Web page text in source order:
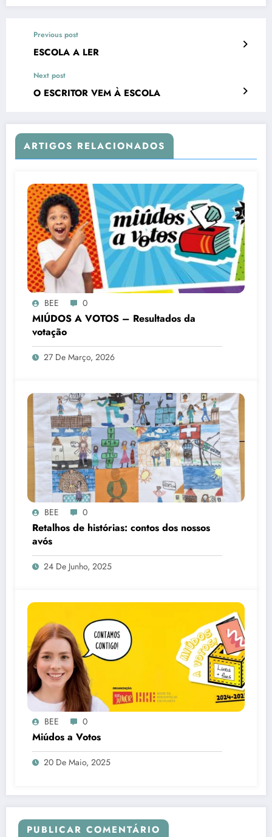
Previous post
ESCOLA A LER
Next post
O ESCRITOR VEM À ESCOLA
ARTIGOS RELACIONADOS
BEE 0
MIÚDOS A VOTOS – Resultados da
votação
27 De Março, 2026
BEE 0
Retalhos de histórias: contos dos nossos
avós
24 De Junho, 2025
BEE 0
Miúdos a Votos
20 De Maio, 2025
PUBLICAR COMENTÁRIO